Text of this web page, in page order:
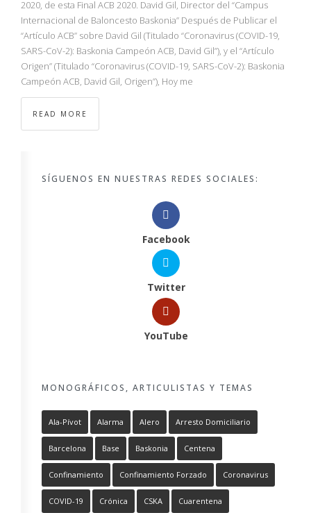
2020, de esta Final ACB 2020. David Gil, Director del “Campus
Internacional de Baloncesto Baskonia” Después de Publicar el
“Artículo ACB” sobre David Gil (Titulado “Coronavirus (COVID-19,
SARS-CoV-2): Baskonia Campeón ACB, David Gil”), y el “Artículo
Origen” (Titulado “Coronavirus (COVID-19, SARS-CoV-2): Baskonia
Campeón ACB, David Gil, Origen”), Hoy me
READ MORE
SÍGUENOS EN NUESTRAS REDES SOCIALES:
Facebook
Twitter
YouTube
MONOGRÁFICOS, ARTICULISTAS Y TEMAS
Ala-Pívot Alarma Alero Arresto Domiciliario
Barcelona Base Baskonia Centena
Confinamiento Confinamiento Forzado Coronavirus
COVID-19 Crónica CSKA Cuarentena